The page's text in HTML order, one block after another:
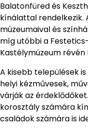
Balatonfüred és
kínálattal rendelkezik.
múzeumaival és
míg utóbbi a
Kastélymúzeum
A kisebb települések
helyi kézművesek,
várják az
korosztály számára
családok számára is